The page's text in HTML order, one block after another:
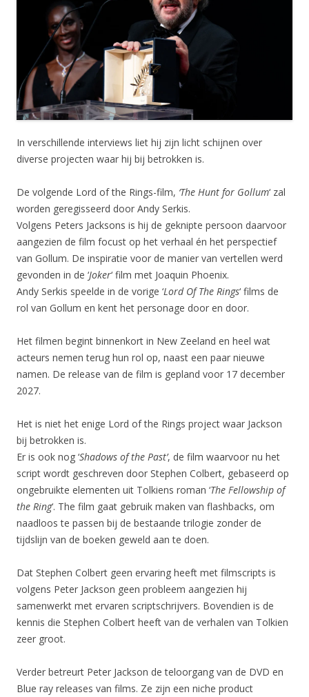
In verschillende interviews liet hij zijn licht schijnen over
diverse projecten waar hij bij betrokken is.
De volgende Lord of the Rings-film, ‘The Hunt for Gollum‘ zal
worden geregisseerd door Andy Serkis.
Volgens Peters Jacksons is hij de geknipte persoon daarvoor
aangezien de film focust op het verhaal én het perspectief
van Gollum. De inspiratie voor de manier van vertellen werd
gevonden in de ‘Joker‘ film met Joaquin Phoenix.
Andy Serkis speelde in de vorige ‘Lord Of The Rings‘ films de
rol van Gollum en kent het personage door en door.
Het filmen begint binnenkort in New Zeeland en heel wat
acteurs nemen terug hun rol op, naast een paar nieuwe
namen. De release van de film is gepland voor 17 december
2027.
Het is niet het enige Lord of the Rings project waar Jackson
bij betrokken is.
Er is ook nog ‘Shadows of the Past’, de film waarvoor nu het
script wordt geschreven door Stephen Colbert, gebaseerd op
ongebruikte elementen uit Tolkiens roman ‘The Fellowship of
the Ring‘. The film gaat gebruik maken van flashbacks, om
naadloos te passen bij de bestaande trilogie zonder de
tijdslijn van de boeken geweld aan te doen.
Dat Stephen Colbert geen ervaring heeft met filmscripts is
volgens Peter Jackson geen probleem aangezien hij
samenwerkt met ervaren scriptschrijvers. Bovendien is de
kennis die Stephen Colbert heeft van de verhalen van Tolkien
zeer groot.
Verder betreurt Peter Jackson de teloorgang van de DVD en
Blue ray releases van films. Ze zijn een niche product